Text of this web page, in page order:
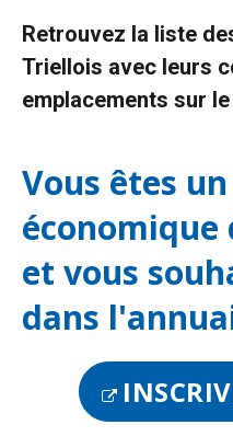
Retrouvez la liste
Triellois avec leurs
emplacements sur
Vous êtes
et vous
dans